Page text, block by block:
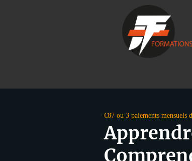
€87 ou 3 paiements mensuels